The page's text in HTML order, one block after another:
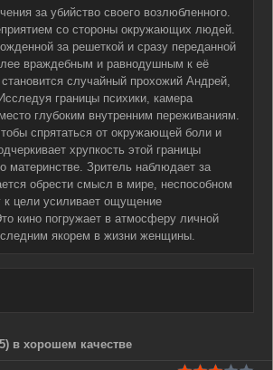
за убийство своего возлюбленного.
со стороны окружающих людей.
за решеткой и сразу переданной
враждебным и равнодушным к её
случайный прохожий Андрей,
границы психики, камера
глубоким внутренним переживаниям.
спрятаться от окружающей боли и
хрупкость этой границы
Зритель наблюдает за
обрести смысл в мире, неспособном
к цели усиливает ощущение
кино погружает в атмосферу личной
якорем в жизни женщины.
в хорошем качестве